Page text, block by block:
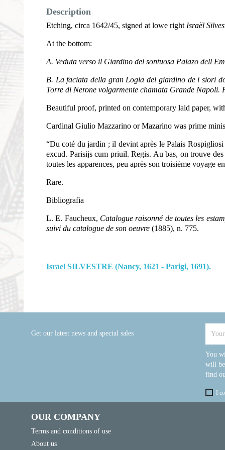
Description
Etching, circa 1642/45, signed at lowe right Israël
At the bottom:
A. Veduta verso il Giardino del sontuosa Palazo dell
B. La faciata della gran Logia del giardino de i siori
Torre di Nerone volgarmente chamata Grande
Beautiful proof, printed on contemporary laid paper,
Cardinal Giulio Mazzarino or Mazarino was prime
“Du coté du jardin ; il devint après le Palais
excud. Parisijs cum priuil. Regis. Au bas, on trouve
toutes les apparences, peu après son troisième voyage
Rare.
Bibliografia
L. E. Faucheux, Catalogue raisonné de toutes les
suivi du catalogue de son oeuvre (1885), n. 775.
Israel SILVESTRE (Nancy, 1621 - Parigi, 1691).
Get our latest news and special sales
You
will be
find
I
OUR COMPANY
Terms and conditions of use
About us